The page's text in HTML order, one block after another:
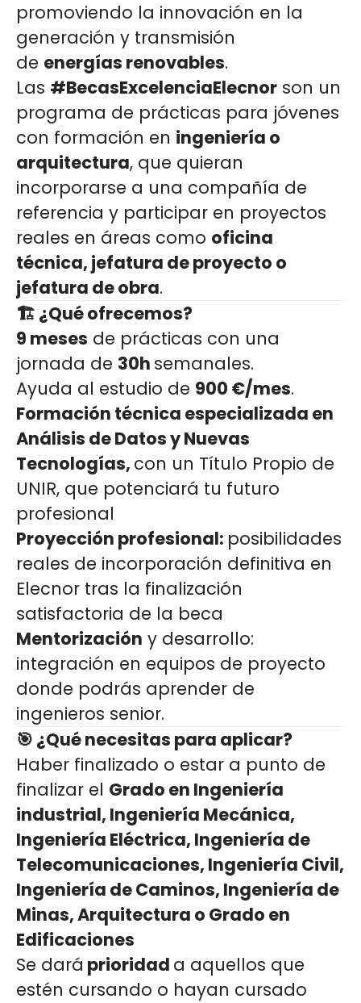
promoviendo la innovación en la
generación y transmisión
de energías renovables.
Las #BecasExcelenciaElecnor son un
programa de prácticas para jóvenes
con formación en ingeniería o
arquitectura, que quieran
incorporarse a una compañía de
referencia y participar en proyectos
reales en áreas como oficina
técnica, jefatura de proyecto o
jefatura de obra.
🏗️ ¿Qué ofrecemos?
9 meses de prácticas con una
jornada de 30h semanales.
Ayuda al estudio de 900 €/mes.
Formación técnica especializada en
Análisis de Datos y Nuevas
Tecnologías, con un Título Propio de
UNIR, que potenciará tu futuro
profesional
Proyección profesional: posibilidades
reales de incorporación definitiva en
Elecnor tras la finalización
satisfactoria de la beca
Mentorización y desarrollo:
integración en equipos de proyecto
donde podrás aprender de
ingenieros senior.
🎯 ¿Qué necesitas para aplicar?
Haber finalizado o estar a punto de
finalizar el Grado en Ingeniería
industrial, Ingeniería Mecánica,
Ingeniería Eléctrica, Ingeniería de
Telecomunicaciones, Ingeniería Civil,
Ingeniería de Caminos, Ingeniería de
Minas, Arquitectura o Grado en
Edificaciones
Se dará prioridad a aquellos que
estén cursando o hayan cursado